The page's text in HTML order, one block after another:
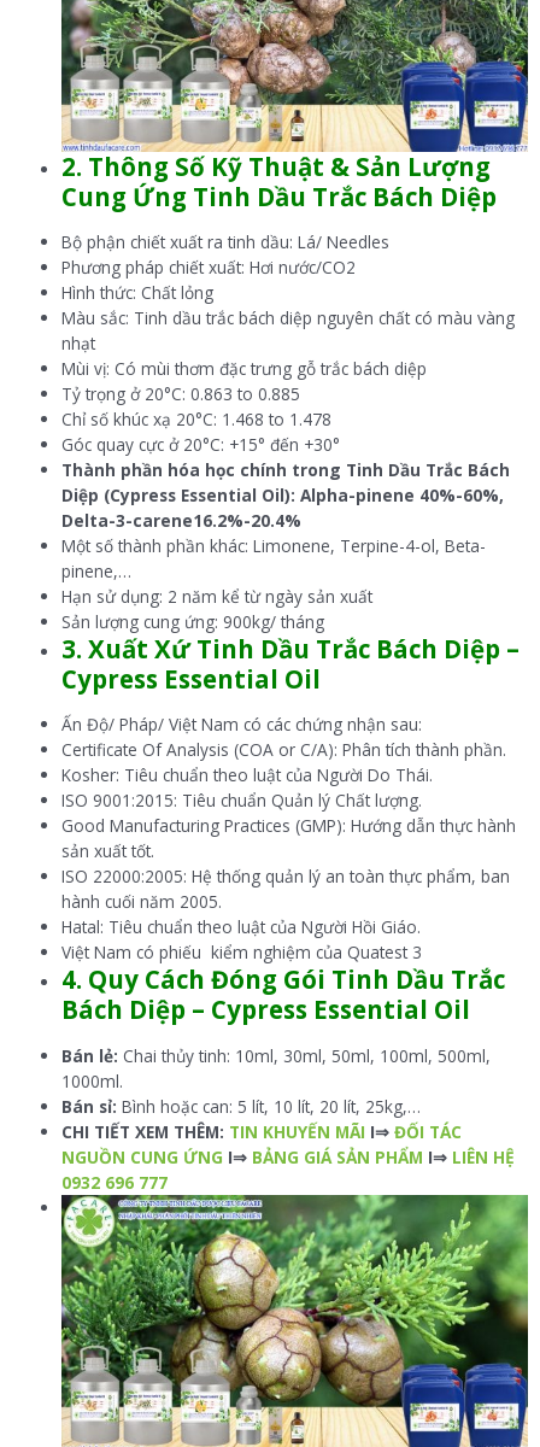
2. Thông Số Kỹ Thuật & Sản Lượng
Cung Ứng Tinh Dầu Trắc Bách Diệp
Bộ phận chiết xuất ra tinh dầu: Lá/ Needles
Phương pháp chiết xuất: Hơi nước/CO2
Hình thức: Chất lỏng
Màu sắc: Tinh dầu trắc bách diệp nguyên chất có màu vàng
nhạt
Mùi vị: Có mùi thơm đặc trưng gỗ trắc bách diệp
Tỷ trọng ở 20°C: 0.863 to 0.885
Chỉ số khúc xạ 20°C: 1.468 to 1.478
Góc quay cực ở 20°C: +15° đến +30°
Thành phần hóa học chính trong Tinh Dầu Trắc Bách
Diệp (Cypress Essential Oil): Alpha-pinene 40%-60%,
Delta-3-carene16.2%-20.4%
Một số thành phần khác: Limonene, Terpine-4-ol, Beta-
pinene,…
Hạn sử dụng: 2 năm kể từ ngày sản xuất
Sản lượng cung ứng: 900kg/ tháng
3. Xuất Xứ Tinh Dầu Trắc Bách Diệp –
Cypress Essential Oil
Ấn Độ/ Pháp/ Việt Nam có các chứng nhận sau:
Certificate Of Analysis (COA or C/A): Phân tích thành phần.
Kosher: Tiêu chuẩn theo luật của Người Do Thái.
ISO 9001:2015: Tiêu chuẩn Quản lý Chất lượng.
Good Manufacturing Practices (GMP): Hướng dẫn thực hành
sản xuất tốt.
ISO 22000:2005: Hệ thống quản lý an toàn thực phẩm, ban
hành cuối năm 2005.
Hatal: Tiêu chuẩn theo luật của Người Hồi Giáo.
Việt Nam có phiếu kiểm nghiệm của Quatest 3
4. Quy Cách Đóng Gói Tinh Dầu Trắc
Bách Diệp – Cypress Essential Oil
Bán lẻ: Chai thủy tinh: 10ml, 30ml, 50ml, 100ml, 500ml,
1000ml.
Bán sỉ: Bình hoặc can: 5 lít, 10 lít, 20 lít, 25kg,…
CHI TIẾT XEM THÊM: TIN KHUYẾN MÃI I⇒ĐỐI TÁC
NGUỒN CUNG ỨNG I⇒ BẢNG GIÁ SẢN PHẨM I⇒ LIÊN HỆ
0932 696 777